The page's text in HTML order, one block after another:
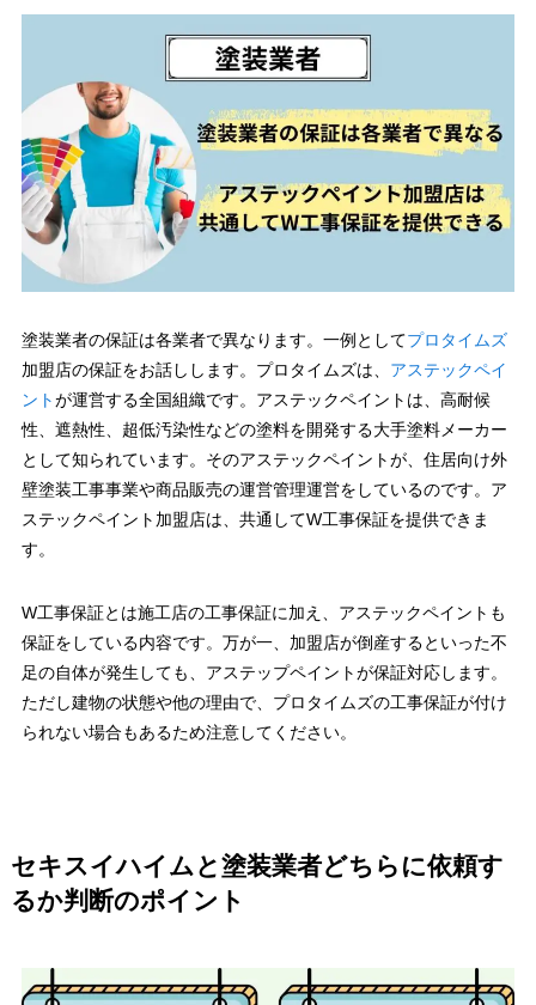
塗装業者の保証は各業者で異なります。一例としてプロタイムズ
加盟店の保証をお話しします。プロタイムズは、 アステックペイ
ントが運営する全国組織です。アステックペイントは、高耐候
性、遮熱性、超低汚染性などの塗料を開発する大手塗料メーカー
として知られています。そのアステックペイントが、住居向け外
壁塗装工事事業や商品販売の運営管理運営をしているのです。ア
ステックペイント加盟店は、共通してW工事保証を提供できま
す。
W工事保証とは施工店の工事保証に加え、アステックペイントも
保証をしている内容です。万が一、加盟店が倒産するといった不
足の自体が発生しても、アステップペイントが保証対応します。
ただし建物の状態や他の理由で、プロタイムズの工事保証が付け
られない場合もあるため注意してください。
セキスイハイムと塗装業者どちらに依頼す
るか判断のポイント